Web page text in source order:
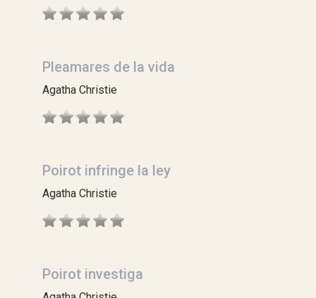
Pleamares de la vida
Agatha Christie
Poirot infringe la ley
Agatha Christie
Poirot investiga